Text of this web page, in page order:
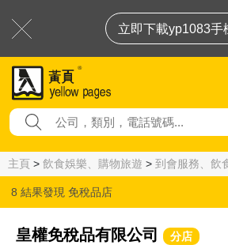
立即下載yp1083手
主頁 > 飲食娛樂、購物旅遊 > 到會服務、飲
8 結果發現 免稅品店
皇權免稅品有限公司 分店